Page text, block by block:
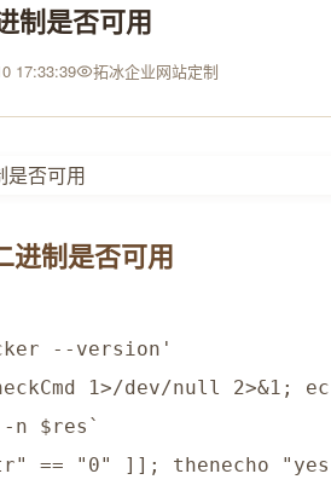
制是否可用
17:33:39 拓冰企业网站定制
进制是否可用
--version'
1>/dev/null 2>&1;
-n $res`
== "0" ]]; thenecho